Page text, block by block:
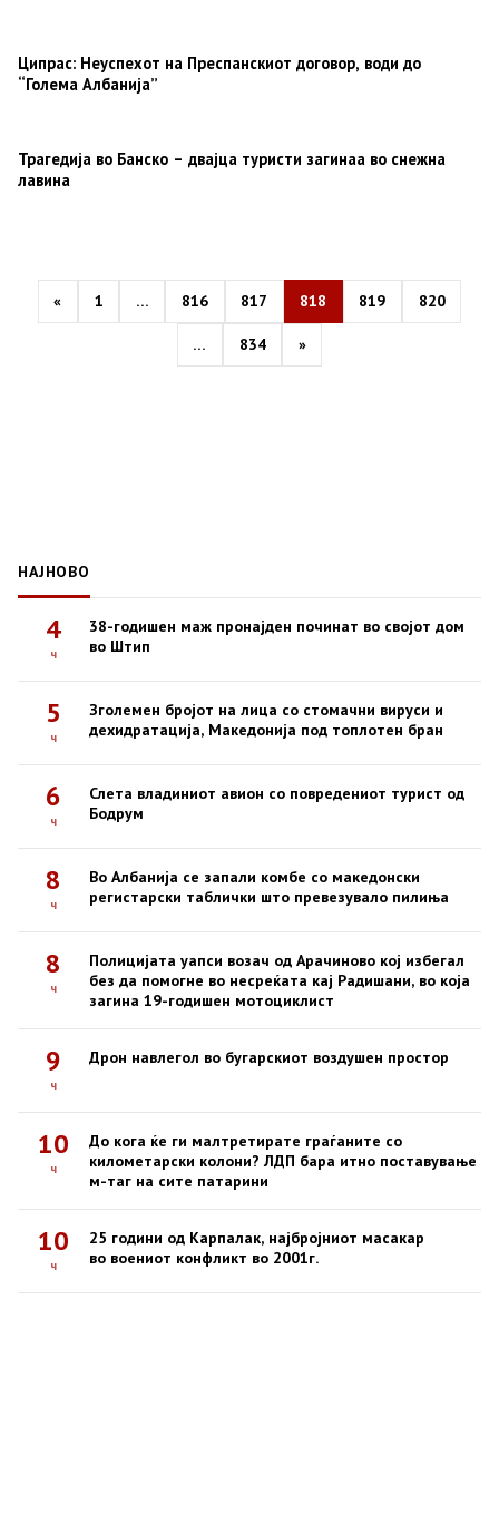
Ципрас: Неуспехот на Преспанскиот договор, води до
“Голема Албанија”
Трагедија во Банско – двајца туристи загинаа во снежна
лавина
pagination
« 1 … 816 817 818 819 820
… 834 »
НАЈНОВО
4
ч
38-годишен маж пронајден починат во својот дом
во Штип
5
ч
Зголемен бројот на лица со стомачни вируси и
дехидратација, Македонија под топлотен бран
6
ч
Слета владиниот авион со повредениот турист од
Бодрум
8
ч
Во Албанија се запали комбе со македонски
регистарски таблички што превезувало пилиња
8
ч
Полицијата уапси возач од Арачиново кој избегал
без да помогне во несреќата кај Радишани, во која
загина 19-годишен мотоциклист
9
ч
Дрон навлегол во бугарскиот воздушен простор
10
ч
До кога ќе ги малтретирате граѓаните со
километарски колони? ЛДП бара итно поставување
м-таг на сите патарини
10
ч
25 години од Карпалак, најбројниот масакар
во воениот конфликт во 2001г.